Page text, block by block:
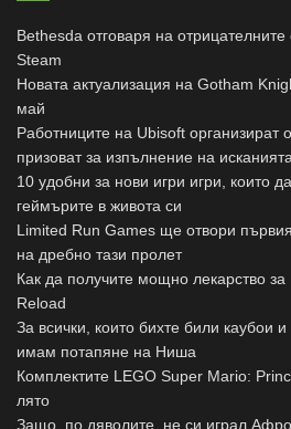
Bethesda отговаря на отрицателните
Steam
Новата актуализация на Gotham
май
Работниците на Ubisoft организират
призоват за изпълнение на исканията
10 удобни за нови игри игри, които
геймърите в живота си
Limited Run Games ще отвори
на дребно тази пролет
Как да получите мощно лекарство
Reload
За всички, които бихте били каубои
имам потапяне на Ниша
Комплектите LEGO Super Mario:
лято
Защо, по дяволите, не си играл